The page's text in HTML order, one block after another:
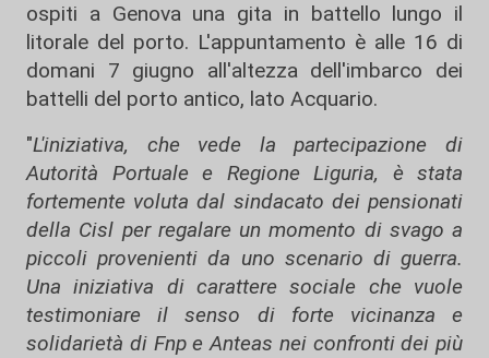
ospiti a Genova una gita in battello lungo il
litorale del porto. L'appuntamento è alle 16 di
domani 7 giugno all'altezza dell'imbarco dei
battelli del porto antico, lato Acquario.
"L'iniziativa, che vede la partecipazione di
Autorità Portuale e Regione Liguria, è stata
fortemente voluta dal sindacato dei pensionati
della Cisl per regalare un momento di svago a
piccoli provenienti da uno scenario di guerra.
Una iniziativa di carattere sociale che vuole
testimoniare il senso di forte vicinanza e
solidarietà di Fnp e Anteas nei confronti dei più